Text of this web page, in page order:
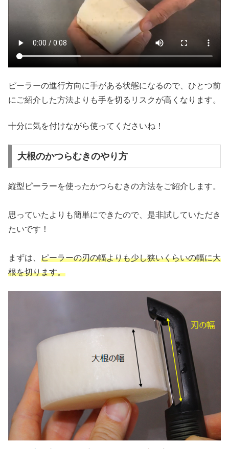
ピーラーの進行方向に手がある状態になるので、ひとつ前
にご紹介した方法よりも手を切るリスクが高くなります。
十分に気を付けながら使ってくださいね！
大根のかつらむきのやり方
縦型ピーラーを使ったかつらむきの方法をご紹介します。
思っていたよりも簡単にできたので、是非試していただき
たいです！
まずは、 ピーラーの刃の幅よりも少し狭いくらいの幅に大
根を切ります。